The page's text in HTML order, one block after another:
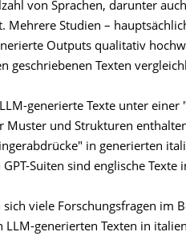
von Sprachen, darunter
Studien –
Outputs qualitativ
geschriebenen Texten
generierte Texte unter einer
Muster und Strukturen
in generierten
Suiten sind englische Texte
viele Forschungsfragen im
generierten Texten in